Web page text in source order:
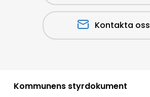
Kontakta oss
Kommunens styrdokument